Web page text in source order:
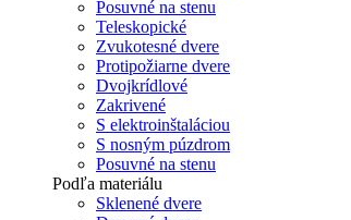
Posuvné na stenu
Teleskopické
Zvukotesné dvere
Protipožiarne dvere
Dvojkrídlové
Zakrivené
S elektroinštaláciou
S nosným púzdrom
Posuvné na stenu
Podľa materiálu
Sklenené dvere